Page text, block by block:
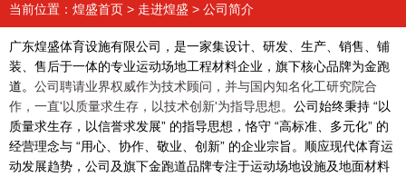
当前位置： 煌盛首页 > 走进煌盛 > 公司简介
广东煌盛体育设施有限公司，是一家集设计、研发、生产、销售、铺
装、售后于一体的专业运动场地工程材料企业，旗下核心品牌为金跑
道。 公司聘请业界权威作为技术顾问，并与国内知名化工研究院合
作，一直'以质量求生存，以技术创新'为指导思想。 公司始终秉持 “以
质量求生存，以信誉求发展” 的指导思想，恪守 “高标准、多元化” 的
经营理念与 “用心、协作、敬业、创新” 的企业宗旨。顺应现代体育运
动发展趋势，公司及旗下金跑道品牌专注于运动场地设施及地面材料